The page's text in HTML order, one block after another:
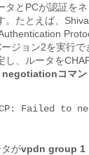
タとPCが認証を
。たとえば、Shiva
ジョン2を実行
、ルータを
コマン
Failed to
がvpdn group 1